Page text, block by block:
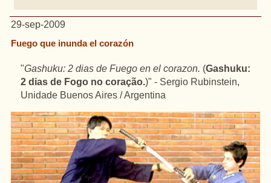
29-sep-2009
Fuego que inunda el corazón
"Gashuku: 2 dias de Fuego en el corazon. (Gashuku:
2 dias de Fogo no coração.)" - Sergio Rubinstein,
Unidade Buenos Aires / Argentina